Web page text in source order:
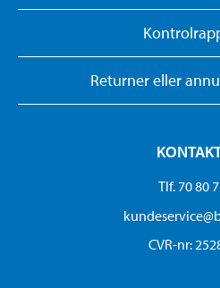
Returner eller
Tlf. 70 80
CVR-nr: